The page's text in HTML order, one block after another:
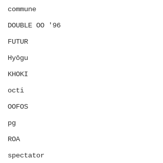
commune
DOUBLE OO '96
FUTUR
Hyōgu
KHOKI
octi
OOFOS
pg
ROA
spectator